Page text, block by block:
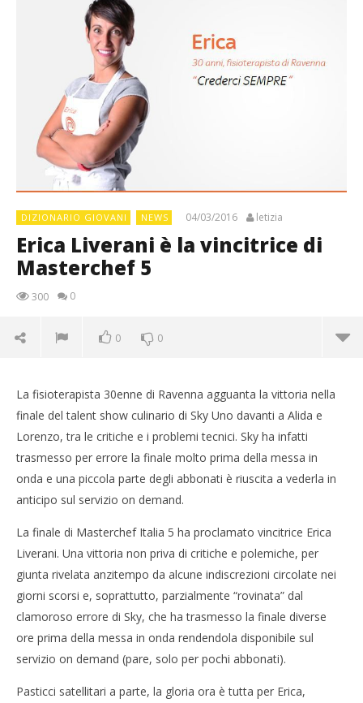
DIZIONARIO GIOVANI NEWS 04/03/2016 letizia
Erica Liverani è la vincitrice di
Masterchef 5
300 0
0 0
NOW VIEWING
Erica Liverani è la vincitrice di Masterchef 5
04/03/2016
La fisioterapista 30enne di Ravenna agguanta la vittoria nella
finale del talent show culinario di Sky Uno davanti a Alida e
Lorenzo, tra le critiche e i problemi tecnici. Sky ha infatti
trasmesso per errore la finale molto prima della messa in
onda e una piccola parte degli abbonati è riuscita a vederla in
anticipo sul servizio on demand.
La finale di Masterchef Italia 5 ha proclamato vincitrice Erica
Liverani. Una vittoria non priva di critiche e polemiche, per
giunta rivelata anzitempo da alcune indiscrezioni circolate nei
giorni scorsi e, soprattutto, parzialmente “rovinata” dal
clamoroso errore di Sky, che ha trasmesso la finale diverse
ore prima della messa in onda rendendola disponibile sul
servizio on demand (pare, solo per pochi abbonati).
Pasticci satellitari a parte, la gloria ora è tutta per Erica,